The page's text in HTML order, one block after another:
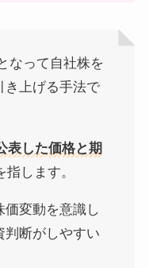
なって自社株を
き上げる手法で
表した価格と期
指します。
価変動を意識し
判断がしやすい